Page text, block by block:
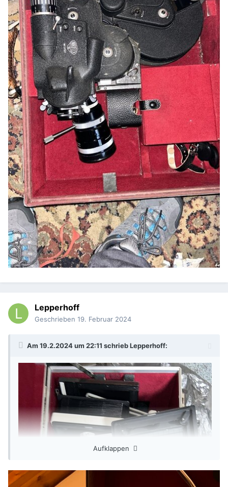
Lepperhoff
Geschrieben 19. Februar 2024
Am 19.2.2024 um 22:11 schriebLepperhoff:
Aufklappen